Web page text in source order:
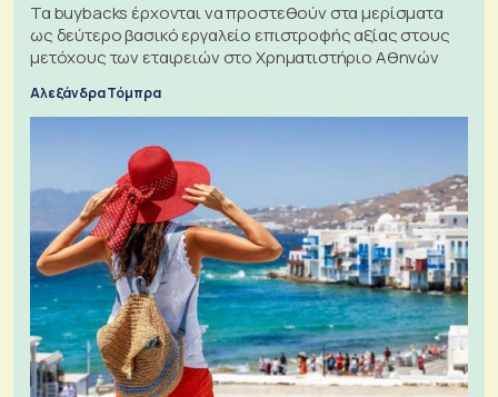
Τα buybacks έρχονται να προστεθούν στα μερίσματα
ως δεύτερο βασικό εργαλείο επιστροφής αξίας στους
μετόχους των εταιρειών στο Χρηματιστήριο Αθηνών
Αλεξάνδρα Τόμπρα